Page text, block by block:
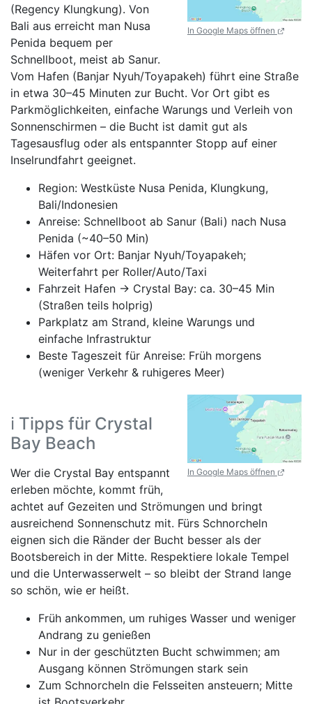
In Google Maps öffnen
(Regency Klungkung). Von
Bali aus erreicht man Nusa
Penida bequem per
Schnellboot, meist ab Sanur.
Vom Hafen (Banjar Nyuh/Toyapakeh) führt eine Straße
in etwa 30–45 Minuten zur Bucht. Vor Ort gibt es
Parkmöglichkeiten, einfache Warungs und Verleih von
Sonnenschirmen – die Bucht ist damit gut als
Tagesausflug oder als entspannter Stopp auf einer
Inselrundfahrt geeignet.
Region: Westküste Nusa Penida, Klungkung,
Bali/Indonesien
Anreise: Schnellboot ab Sanur (Bali) nach Nusa
Penida (~40–50 Min)
Häfen vor Ort: Banjar Nyuh/Toyapakeh;
Weiterfahrt per Roller/Auto/Taxi
Fahrzeit Hafen → Crystal Bay: ca. 30–45 Min
(Straßen teils holprig)
Parkplatz am Strand, kleine Warungs und
einfache Infrastruktur
Beste Tageszeit für Anreise: Früh morgens
(weniger Verkehr & ruhigeres Meer)
In Google Maps öffnen
ℹ️ Tipps für Crystal
Bay Beach
Wer die Crystal Bay entspannt
erleben möchte, kommt früh,
achtet auf Gezeiten und Strömungen und bringt
ausreichend Sonnenschutz mit. Fürs Schnorcheln
eignen sich die Ränder der Bucht besser als der
Bootsbereich in der Mitte. Respektiere lokale Tempel
und die Unterwasserwelt – so bleibt der Strand lange
so schön, wie er heißt.
Früh ankommen, um ruhiges Wasser und weniger
Andrang zu genießen
Nur in der geschützten Bucht schwimmen; am
Ausgang können Strömungen stark sein
Zum Schnorcheln die Felsseiten ansteuern; Mitte